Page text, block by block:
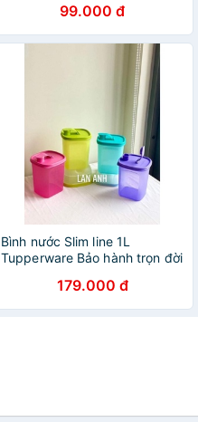
99.000 đ
Bình nước Slim line 1L
Tupperware Bảo hành trọn đời
179.000 đ